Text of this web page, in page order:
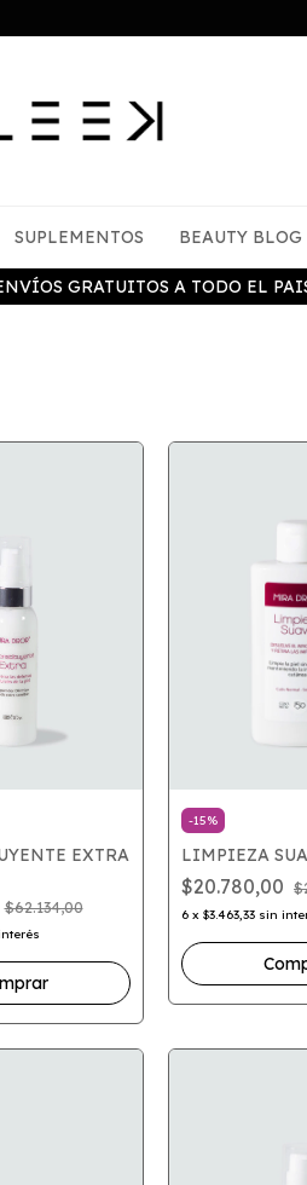
GRATUITOS A TODO EL
SUPLEMENTOS BEAUTY BLOG
EXTRA
$62.134,00
-15%
LIMPIEZA
$20.780,00
6 x $3.463,33 sin